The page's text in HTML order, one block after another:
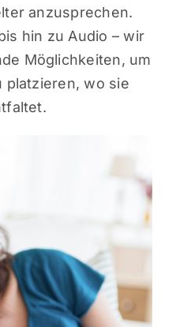
anzusprechen.
hin zu Audio – wir
Möglichkeiten, um
platzieren, wo sie